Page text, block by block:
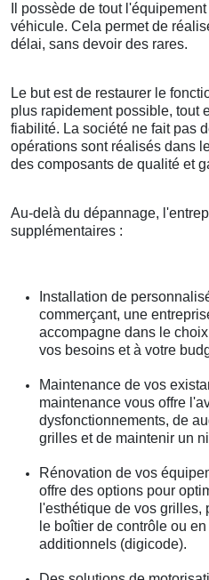
Il possède de tout
véhicule. Cela permet de
délai, sans devoir des rares.
Le but est de restaurer le
plus rapidement possible, tout
fiabilité. La société ne fait pas
opérations sont réalisés dans
des composants de qualité et
Au-delà du dépannage,
supplémentaires :
Installation de
commerçant, une
accompagne dans le
vos besoins et à votre
Maintenance de vos
maintenance vous offre
dysfonctionnements, de
grilles et de maintenir un
Rénovation de vos
offre des options pour
l'esthétique de vos
le boîtier de contrôle ou
additionnels (digicode).